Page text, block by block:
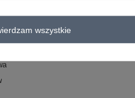
wszystkie